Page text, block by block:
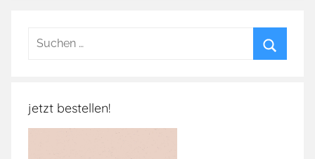
Suchen
jetzt bestellen!